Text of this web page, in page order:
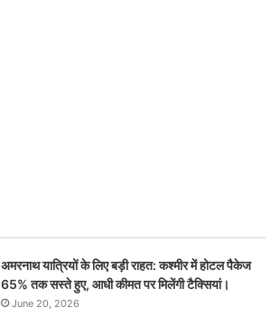
अमरनाथ यात्रियों के लिए बड़ी राहत: कश्मीर में होटल पैकेज
65% तक सस्ते हुए, आधी कीमत पर मिलेंगी टैक्सियां।
June 20, 2026